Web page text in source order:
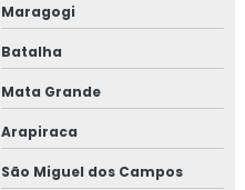
Maragogi
Batalha
Mata Grande
Arapiraca
São Miguel dos Campos